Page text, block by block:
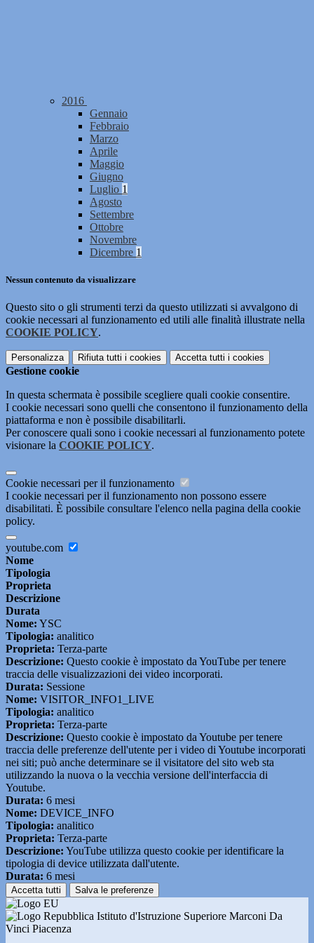
2016
Gennaio
Febbraio
Marzo
Aprile
Maggio
Giugno
Luglio 1
Agosto
Settembre
Ottobre
Novembre
Dicembre 1
Nessun contenuto da visualizzare
Questo sito o gli strumenti terzi da questo utilizzati si avvalgono di
cookie necessari al funzionamento ed utili alle finalità illustrate nella
COOKIE POLICY.
Personalizza Rifiuta tutti i cookies Accetta tutti i cookies
Gestione cookie
In questa schermata è possibile scegliere quali cookie consentire.
I cookie necessari sono quelli che consentono il funzionamento della
piattaforma e non è possibile disabilitarli.
Per conoscere quali sono i cookie necessari al funzionamento potete
visionare la COOKIE POLICY.
Cookie necessari per il funzionamento
I cookie necessari per il funzionamento non possono essere
disabilitati. È possibile consultare l'elenco nella pagina della cookie
policy.
youtube.com
Nome
Tipologia
Proprieta
Descrizione
Durata
Nome: YSC
Tipologia: analitico
Proprieta: Terza-parte
Descrizione: Questo cookie è impostato da YouTube per tenere
traccia delle visualizzazioni dei video incorporati.
Durata: Sessione
Nome: VISITOR_INFO1_LIVE
Tipologia: analitico
Proprieta: Terza-parte
Descrizione: Questo cookie è impostato da Youtube per tenere
traccia delle preferenze dell'utente per i video di Youtube incorporati
nei siti; può anche determinare se il visitatore del sito web sta
utilizzando la nuova o la vecchia versione dell'interfaccia di
Youtube.
Durata: 6 mesi
Nome: DEVICE_INFO
Tipologia: analitico
Proprieta: Terza-parte
Descrizione: YouTube utilizza questo cookie per identificare la
tipologia di device utilizzata dall'utente.
Durata: 6 mesi
Accetta tutti Salva le preferenze
Istituto d'Istruzione Superiore Marconi Da
Vinci Piacenza